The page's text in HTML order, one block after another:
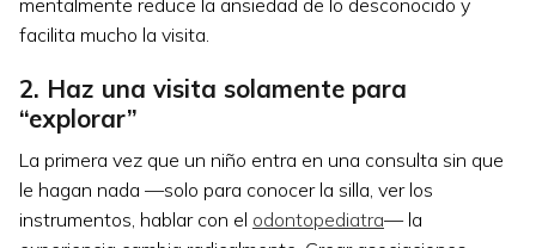
facilita mucho la visita.
2. Haz una visita solamente para
“explorar”
La primera vez que un niño entra en una consulta sin que
le hagan nada —solo para conocer la silla, ver los
instrumentos, hablar con el odontopediatra— la